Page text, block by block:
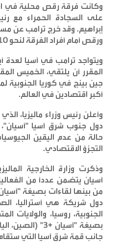
وكانت فرقة رقص محلية في
على السجادة الحمراء مع
إبراهيم. وقد خرج ترامب عن
ورقص أمام أفراد الفرقة لنحو 10 ثوانٍ
ويتواجد ترامب في آسيا لعدة
المقرر أن يلتقي، الخميس
جين بينج في كوريا الجنوبية
أكبر اقتصادين في العالم.
وأعلن رئيس وزراء ماليزيا،
دول جنوب شرق آسيا
حالة من عدم اليقين
التجزؤ الاقتصادي.
وذكرت وزارة الخارجية
آسيان يتضمن عدداً من
دول شريكة هي أستراليا،
الجنوبية، روسيا، والولايات
بصيغة "آسيان +3"
جانب قمة شرق آسيا التي